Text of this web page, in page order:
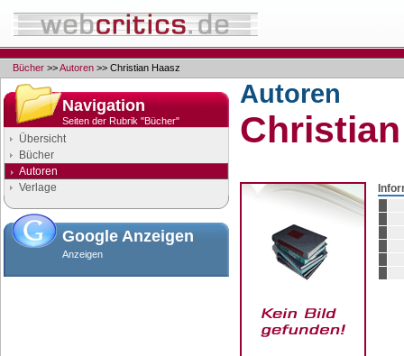
Bücher >>Autoren >> Christian Haasz
Navigation
Seiten der Rubrik "Bücher"
Übersicht
Bücher
Autoren
Verlage
Google Anzeigen
Anzeigen
Autoren